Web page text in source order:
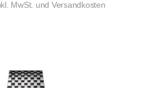
MwSt. und Versandkosten